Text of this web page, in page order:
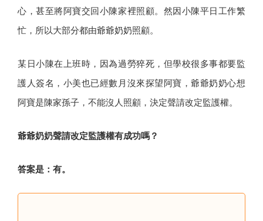
心，甚至將阿寶交回小陳家裡照顧。然因小陳平日工作繁
忙，所以大部分都由爺爺奶奶照顧。
某日小陳在上班時，因為過勞猝死，但學校很多事都要監
護人簽名，小美也已經數月沒來探望阿寶，爺爺奶奶心想
阿寶是陳家孫子，不能沒人照顧，決定聲請改定監護權。
爺爺奶奶聲請改定監護權有成功嗎？
答案是：有。